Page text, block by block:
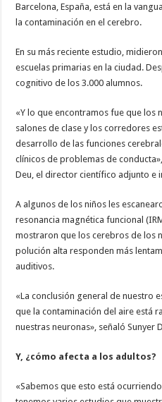
Barcelona, España, está en la
la contaminación en el cerebro.
En su más reciente estudio,
escuelas primarias en la ciudad.
cognitivo de los 3.000 alumnos.
«Y lo que encontramos fue que los
salones de clase y los corredores
desarrollo de las funciones
clínicos de problemas de
Deu, el director científico adjunto e
A algunos de los niños les
resonancia magnética funcional
mostraron que los cerebros de los
polución alta responden más
auditivos.
«La conclusión general de nuestro
que la contaminación del aire está
nuestras neuronas», señaló Sunyer
Y, ¿cómo afecta a los adultos?
«Sabemos que esto está